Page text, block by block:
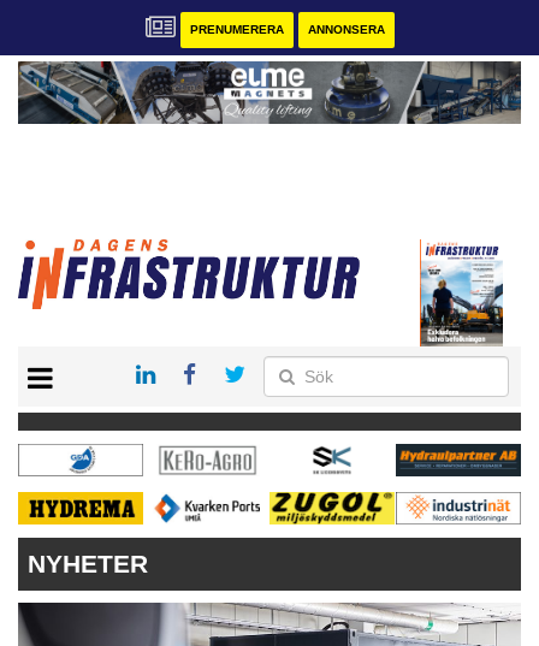
PRENUMERERA ANNONSERA
KONTAKT
VÅRA ANDRA MAGASIN
PRENUMERERA
ANNONSERA
NYHETER